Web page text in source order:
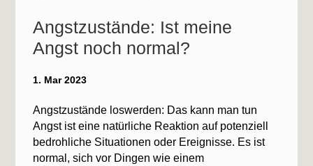
Angstzustände: Ist meine
Angst noch normal?
1. Mar 2023
Angstzustände loswerden: Das kann man tun
Angst ist eine natürliche Reaktion auf potenziell
bedrohliche Situationen oder Ereignisse. Es ist
normal, sich vor Dingen wie einem